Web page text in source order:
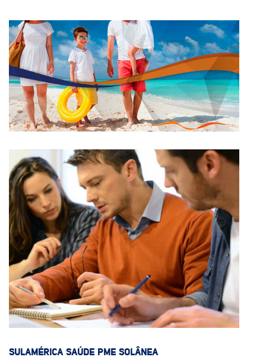
SULAMÉRICA SAÚDE PME SOLÂNEA